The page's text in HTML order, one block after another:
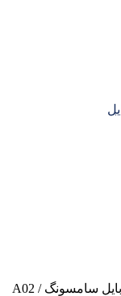
بازخورد شما درباره تاچ ال سی دی گوشی موبایل سامسونگ A02 /